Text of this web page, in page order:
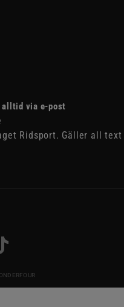
alltid via e-post
Ridsport. Gäller all text